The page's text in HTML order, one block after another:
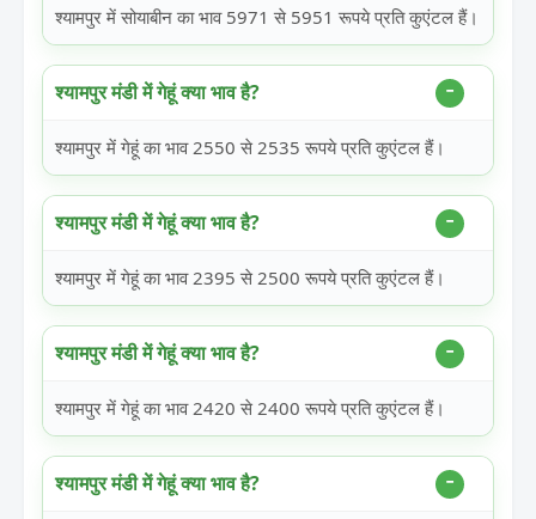
श्यामपुर में सोयाबीन का भाव 5971 से 5951 रूपये प्रति कुएंटल हैं।
श्यामपुर मंडी में गेहूं क्या भाव है?
श्यामपुर में गेहूं का भाव 2550 से 2535 रूपये प्रति कुएंटल हैं।
श्यामपुर मंडी में गेहूं क्या भाव है?
श्यामपुर में गेहूं का भाव 2395 से 2500 रूपये प्रति कुएंटल हैं।
श्यामपुर मंडी में गेहूं क्या भाव है?
श्यामपुर में गेहूं का भाव 2420 से 2400 रूपये प्रति कुएंटल हैं।
श्यामपुर मंडी में गेहूं क्या भाव है?